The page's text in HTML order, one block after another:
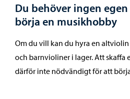
Du behöver ingen
börja en musikhobby
Om du vill kan du hyra en altviolin
och barnvioliner i lager. Att skaffa
därför inte nödvändigt för att